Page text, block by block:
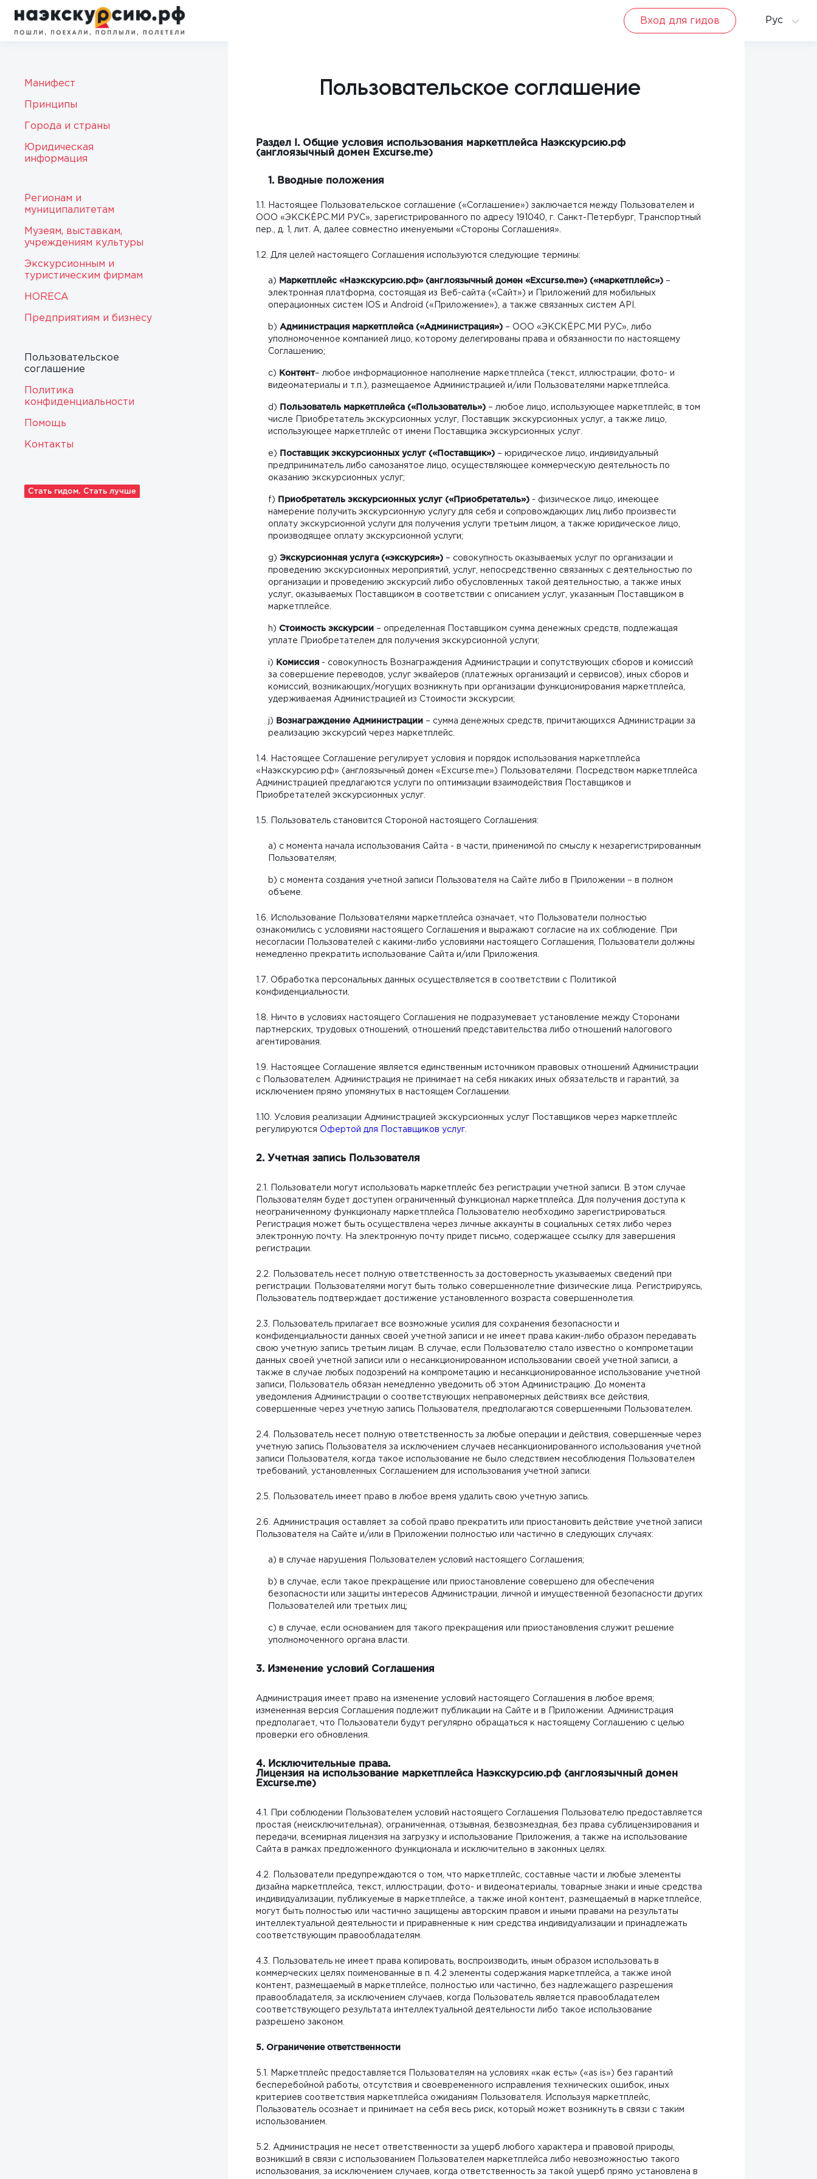
Вход для гидов Рус
Манифест
Принципы
Города и страны
Юридическая
информация
Регионам и
муниципалитетам
Музеям, выставкам,
учреждениям культуры
Экскурсионным и
туристическим фирмам
HORECA
Предприятиям и бизнесу
Пользовательское
соглашение
Политика
конфиденциальности
Помощь
Контакты
Стать гидом. Стать лучше
Пользовательское соглашение
Раздел I. Общие условия использования маркетплейса Наэкскурсию.рф
(англоязычный домен Excurse.me)
1. Вводные положения
1.1. Настоящее Пользовательское соглашение («Соглашение») заключается между Пользователем и
ООО «ЭКСКЁРС.МИ РУС», зарегистрированного по адресу 191040, г. Санкт-Петербург, Транспортный
пер., д. 1, лит. А, далее совместно именуемыми «Стороны Соглашения».
1.2. Для целей настоящего Соглашения используются следующие термины:
a) Маркетплейс «Наэкскурсию.рф» (англоязычный домен «Excurse.me») («маркетплейс») –
электронная платформа, состоящая из Веб-сайта («Сайт») и Приложений для мобильных
операционных систем IOS и Android («Приложение»), а также связанных систем API.
b) Администрация маркетплейса («Администрация») – ООО «ЭКСКЁРС.МИ РУС», либо
уполномоченное компанией лицо, которому делегированы права и обязанности по настоящему
Соглашению;
c) Контент– любое информационное наполнение маркетплейса (текст, иллюстрации, фото- и
видеоматериалы и т.п.), размещаемое Администрацией и/или Пользователями маркетплейса.
d) Пользователь маркетплейса («Пользователь») – любое лицо, использующее маркетплейс, в том
числе Приобретатель экскурсионных услуг, Поставщик экскурсионных услуг, а также лицо,
использующее маркетплейс от имени Поставщика экскурсионных услуг.
e) Поставщик экскурсионных услуг («Поставщик») – юридическое лицо, индивидуальный
предприниматель либо самозанятое лицо, осуществляющее коммерческую деятельность по
оказанию экскурсионных услуг;
f) Приобретатель экскурсионных услуг («Приобретатель») - физическое лицо, имеющее
намерение получить экскурсионную услугу для себя и сопровождающих лиц либо произвести
оплату экскурсионной услуги для получения услуги третьим лицом, а также юридическое лицо,
производящее оплату экскурсионной услуги;
g) Экскурсионная услуга («экскурсия») – совокупность оказываемых услуг по организации и
проведению экскурсионных мероприятий, услуг, непосредственно связанных с деятельностью по
организации и проведению экскурсий либо обусловленных такой деятельностью, а также иных
услуг, оказываемых Поставщиком в соответствии с описанием услуг, указанным Поставщиком в
маркетплейсе.
h) Стоимость экскурсии – определенная Поставщиком сумма денежных средств, подлежащая
уплате Приобретателем для получения экскурсионной услуги;
i) Комиссия - совокупность Вознаграждения Администрации и сопутствующих сборов и комиссий
за совершение переводов, услуг эквайеров (платежных организаций и сервисов), иных сборов и
комиссий, возникающих/могущих возникнуть при организации функционирования маркетплейса,
удерживаемая Администрацией из Стоимости экскурсии;
j) Вознаграждение Администрации – сумма денежных средств, причитающихся Администрации за
реализацию экскурсий через маркетплейс.
1.4. Настоящее Соглашение регулирует условия и порядок использования маркетплейса
«Наэкскурсию.рф» (англоязычный домен «Excurse.me») Пользователями. Посредством маркетплейса
Администрацией предлагаются услуги по оптимизации взаимодействия Поставщиков и
Приобретателей экскурсионных услуг.
1.5. Пользователь становится Стороной настоящего Соглашения:
a) с момента начала использования Сайта - в части, применимой по смыслу к незарегистрированным
Пользователям;
b) с момента создания учетной записи Пользователя на Сайте либо в Приложении – в полном
объеме.
1.6. Использование Пользователями маркетплейса означает, что Пользователи полностью
ознакомились с условиями настоящего Соглашения и выражают согласие на их соблюдение. При
несогласии Пользователей с какими-либо условиями настоящего Соглашения, Пользователи должны
немедленно прекратить использование Сайта и/или Приложения.
1.7. Обработка персональных данных осуществляется в соответствии с Политикой
конфиденциальности.
1.8. Ничто в условиях настоящего Соглашения не подразумевает установление между Сторонами
партнерских, трудовых отношений, отношений представительства либо отношений налогового
агентирования.
1.9. Настоящее Соглашение является единственным источником правовых отношений Администрации
с Пользователем. Администрация не принимает на себя никаких иных обязательств и гарантий, за
исключением прямо упомянутых в настоящем Соглашении.
1.10. Условия реализации Администрацией экскурсионных услуг Поставщиков через маркетплейс
регулируются Офертой для Поставщиков услуг
2. Учетная запись Пользователя
2.1. Пользователи могут использовать маркетплейс без регистрации учетной записи. В этом случае
Пользователям будет доступен ограниченный функционал маркетплейса. Для получения доступа к
неограниченному функционалу маркетплейса Пользователю необходимо зарегистрироваться.
Регистрация может быть осуществлена через личные аккаунты в социальных сетях либо через
электронную почту. На электронную почту придет письмо, содержащее ссылку для завершения
регистрации.
2.2. Пользователь несет полную ответственность за достоверность указываемых сведений при
регистрации. Пользователями могут быть только совершеннолетние физические лица. Регистрируясь,
Пользователь подтверждает достижение установленного возраста совершеннолетия.
2.3. Пользователь прилагает все возможные усилия для сохранения безопасности и
конфиденциальности данных своей учетной записи и не имеет права каким-либо образом передавать
свою учетную запись третьим лицам. В случае, если Пользователю стало известно о компрометации
данных своей учетной записи или о несанкционированном использовании своей учетной записи, а
также в случае любых подозрений на компрометацию и несанкционированное использование учетной
записи, Пользователь обязан немедленно уведомить об этом Администрацию. До момента
уведомления Администрации о соответствующих неправомерных действиях все действия,
совершенные через учетную запись Пользователя, предполагаются совершенными Пользователем.
2.4. Пользователь несет полную ответственность за любые операции и действия, совершенные через
учетную запись Пользователя за исключением случаев несанкционированного использования учетной
записи Пользователя, когда такое использование не было следствием несоблюдения Пользователем
требований, установленных Соглашением для использования учетной записи.
2.5. Пользователь имеет право в любое время удалить свою учетную запись.
2.6. Администрация оставляет за собой право прекратить или приостановить действие учетной записи
Пользователя на Сайте и/или в Приложении полностью или частично в следующих случаях:
a) в случае нарушения Пользователем условий настоящего Соглашения;
b) в случае, если такое прекращение или приостановление совершено для обеспечения
безопасности или защиты интересов Администрации, личной и имущественной безопасности других
Пользователей или третьих лиц;
c) в случае, если основанием для такого прекращения или приостановления служит решение
уполномоченного органа власти.
3. Изменение условий Соглашения
Администрация имеет право на изменение условий настоящего Соглашения в любое время;
измененная версия Соглашения подлежит публикации на Сайте и в Приложении. Администрация
предполагает, что Пользователи будут регулярно обращаться к настоящему Соглашению с целью
проверки его обновления.
4. Исключительные права.
Лицензия на использование маркетплейса Наэкскурсию.рф (англоязычный домен
Excurse.me)
4.1. При соблюдении Пользователем условий настоящего Соглашения Пользователю предоставляется
простая (неисключительная), ограниченная, отзывная, безвозмездная, без права сублицензирования и
передачи, всемирная лицензия на загрузку и использование Приложения, а также на использование
Сайта в рамках предложенного функционала и исключительно в законных целях.
4.2. Пользователи предупреждаются о том, что маркетплейс, составные части и любые элементы
дизайна маркетплейса, текст, иллюстрации, фото- и видеоматериалы, товарные знаки и иные средства
индивидуализации, публикуемые в маркетплейсе, а также иной контент, размещаемый в маркетплейсе,
могут быть полностью или частично защищены авторским правом и иными правами на результаты
интеллектуальной деятельности и приравненные к ним средства индивидуализации и принадлежать
соответствующим правообладателям.
4.3. Пользователь не имеет права копировать, воспроизводить, иным образом использовать в
коммерческих целях поименованные в п. 4.2 элементы содержания маркетплейса, а также иной
контент, размещаемый в маркетплейсе, полностью или частично, без надлежащего разрешения
правообладателя, за исключением случаев, когда Пользователь является правообладателем
соответствующего результата интеллектуальной деятельности либо такое использование
разрешено законом.
5. Ограничение ответственности
5.1. Маркетплейс предоставляется Пользователям на условиях «как есть» («as is») без гарантий
бесперебойной работы, отсутствия и своевременного исправления технических ошибок, иных
критериев соответствия маркетплейса ожиданиям Пользователя. Используя маркетплейс,
Пользователь осознает и принимает на себя весь риск, который может возникнуть в связи с таким
использованием.
5.2. Администрация не несет ответственности за ущерб любого характера и правовой природы,
возникший в связи с использованием Пользователем маркетплейса либо невозможностью такого
использования, за исключением случаев, когда ответственность за такой ущерб прямо установлена в